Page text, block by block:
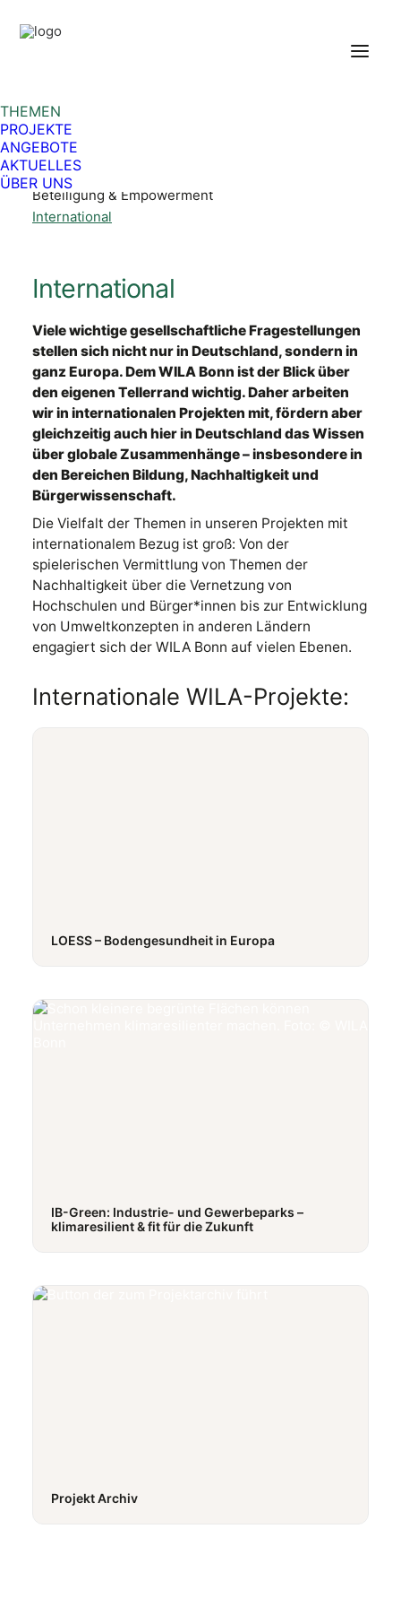
THEMEN
PROJEKTE
ANGEBOTE
AKTUELLES
ÜBER UNS
International
Viele wichtige gesellschaftliche Fragestellungen
stellen sich nicht nur in Deutschland, sondern in
ganz Europa. Dem WILA Bonn ist der Blick über
den eigenen Tellerrand wichtig. Daher arbeiten
wir in internationalen Projekten mit, fördern aber
gleichzeitig auch hier in Deutschland das Wissen
über globale Zusammenhänge – insbesondere in
den Bereichen Bildung, Nachhaltigkeit und
Bürgerwissenschaft.
Die Vielfalt der Themen in unseren Projekten mit
internationalem Bezug ist groß: Von der
spielerischen Vermittlung von Themen der
Nachhaltigkeit über die Vernetzung von
Hochschulen und Bürger*innen bis zur Entwicklung
von Umweltkonzepten in anderen Ländern
engagiert sich der WILA Bonn auf vielen Ebenen.
Internationale WILA-Projekte:
LOESS – Bodengesundheit in Europa
IB-Green: Industrie- und Gewerbeparks –
klimaresilient & fit für die Zukunft
Projekt Archiv
Bildung für nachhaltige Entwicklung
Lokales
Nachhaltige Stadtentwicklung
Beteiligung & Empowerment
International